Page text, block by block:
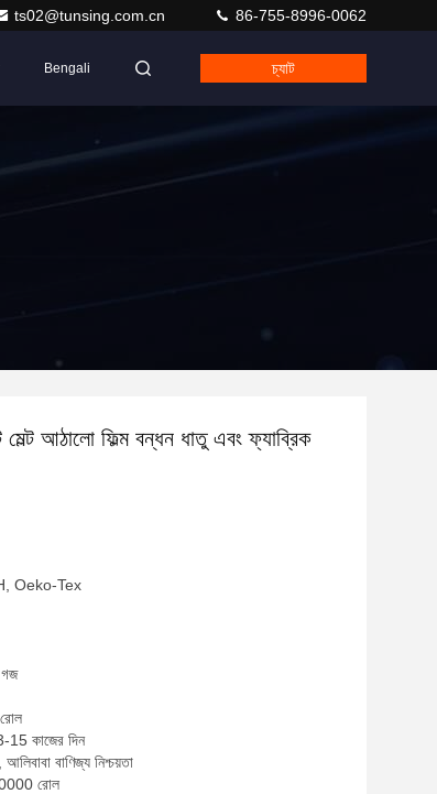
ts02@tunsing.com.cn 86-755-8996-0062
Bengali চ্যাট
আঠালো ফিল্ম বন্ধন ধাতু এবং ফ্যাব্রিক
Oeko-Tex
গজ
15 কাজের দিন
বাণিজ্য নিশ্চয়তা
রোল